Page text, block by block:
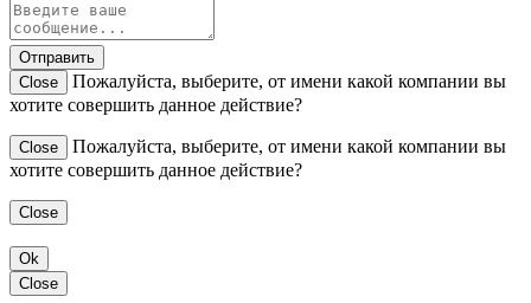
Отправить
Close
Пожалуйста, выберите, от имени какой компании вы
хотите совершить данное действие?
Close
Пожалуйста, выберите, от имени какой компании вы
хотите совершить данное действие?
Close
Ok
Close